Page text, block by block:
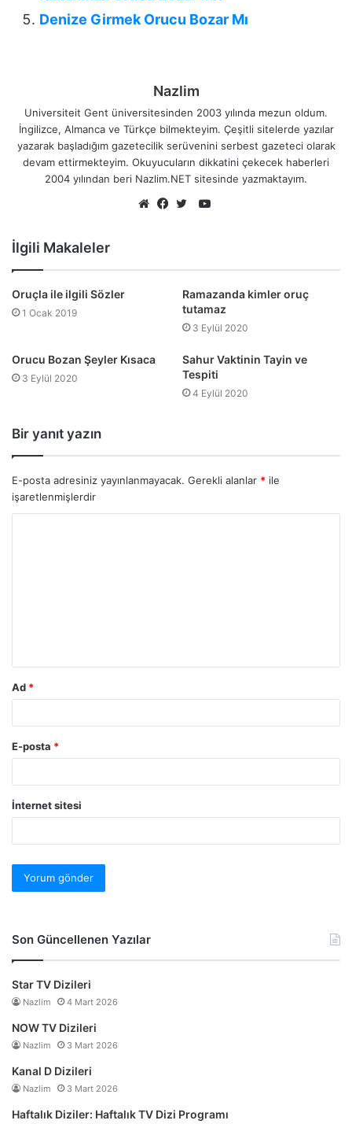
Denize Girmek Orucu Bozar Mı
Nazlim
Universiteit Gent üniversitesinden 2003 yılında mezun oldum.
İngilizce, Almanca ve Türkçe bilmekteyim. Çeşitli sitelerde yazılar
yazarak başladığım gazetecilik serüvenini serbest gazeteci olarak
devam ettirmekteyim. Okuyucuların dikkatini çekecek haberleri
2004 yılından beri Nazlim.NET sitesinde yazmaktayım.
YouTube
İlgili Makaleler
Oruçla ile ilgili Sözler
1 Ocak 2019
Ramazanda kimler oruç
tutamaz
3 Eylül 2020
Orucu Bozan Şeyler Kısaca
3 Eylül 2020
Sahur Vaktinin Tayin ve
Tespiti
4 Eylül 2020
Bir yanıt yazın
E-posta adresiniz yayınlanmayacak. Gerekli alanlar * ile
işaretlenmişlerdir
Ad *
E-posta *
İnternet sitesi
Son Güncellenen Yazılar
Star TV Dizileri
Nazlim 4 Mart 2026
NOW TV Dizileri
Nazlim 3 Mart 2026
Kanal D Dizileri
Nazlim 3 Mart 2026
Haftalık Diziler: Haftalık TV Dizi Programı